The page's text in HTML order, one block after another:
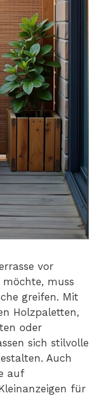
vor
muss
greifen. Mit
Holzpaletten,
oder
sich stilvolle
Auch
auf
für